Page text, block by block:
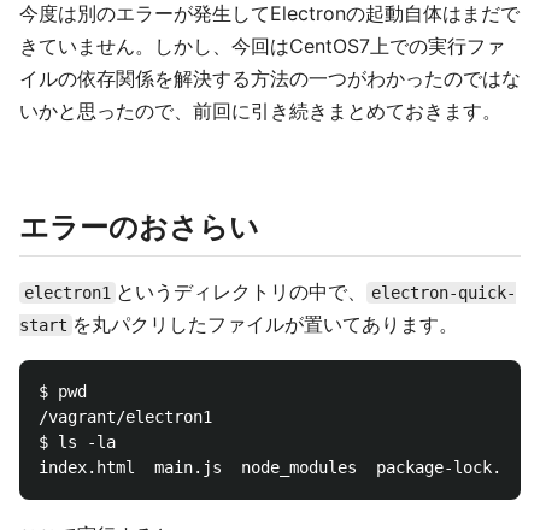
今度は別のエラーが発生してElectronの起動自体はまだで
きていません。しかし、今回はCentOS7上での実行ファ
イルの依存関係を解決する方法の一つがわかったのではな
いかと思ったので、前回に引き続きまとめておきます。
エラーのおさらい
electron1 というディレクトリの中で、
electron-quick-
start を丸パクリしたファイルが置いてあります。
$ pwd
/vagrant/electron1
$ ls -la